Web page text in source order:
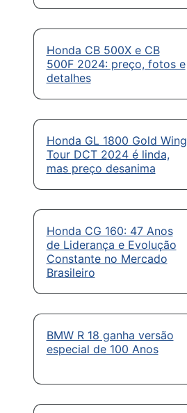
Honda CB 500X e CB
500F 2024: preço, fotos e
detalhes
Honda GL 1800 Gold Wing
Tour DCT 2024 é linda,
mas preço desanima
Honda CG 160: 47 Anos
de Liderança e Evolução
Constante no Mercado
Brasileiro
BMW R 18 ganha versão
especial de 100 Anos